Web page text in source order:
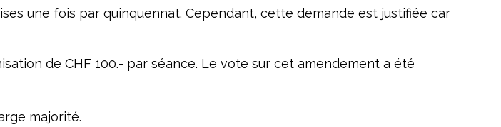
une fois par quinquennat. Cependant, cette demande est justifiée car
de CHF 100.- par séance. Le vote sur cet amendement a été
majorité.